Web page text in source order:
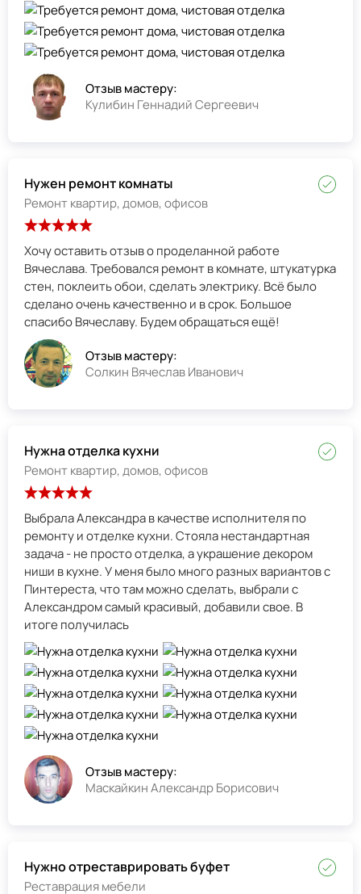
Отзыв мастеру:
Кулибин Геннадий Сергеевич
Нужен ремонт комнаты
Ремонт квартир, домов, офисов
Хочу оставить отзыв о проделанной работе
Вячеслава. Требовался ремонт в комнате, штукатурка
стен, поклеить обои, сделать электрику. Всё было
сделано очень качественно и в срок. Большое
спасибо Вячеславу. Будем обращаться ещё!
Отзыв мастеру:
Солкин Вячеслав Иванович
Нужна отделка кухни
Ремонт квартир, домов, офисов
Выбрала Александра в качестве исполнителя по
ремонту и отделке кухни. Стояла нестандартная
задача - не просто отделка, а украшение декором
ниши в кухне. У меня было много разных вариантов с
Пинтереста, что там можно сделать, выбрали с
Александром самый красивый, добавили свое. В
итоге получилась
Отзыв мастеру:
Маскайкин Александр Борисович
Нужно отреставрировать буфет
Реставрация мебели